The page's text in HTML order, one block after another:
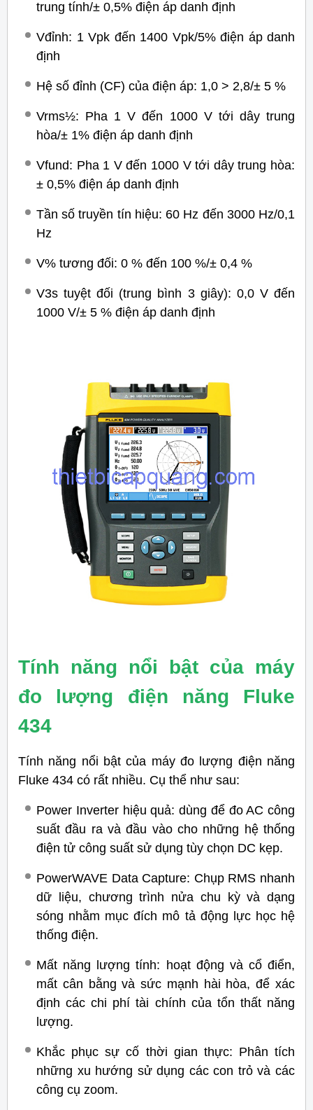
trung tính/± 0,5% điện áp danh định
Vđỉnh: 1 Vpk đến 1400 Vpk/5% điện áp danh
định
Hệ số đỉnh (CF) của điện áp: 1,0 > 2,8/± 5 %
Vrms½: Pha 1 V đến 1000 V tới dây trung
hòa/± 1% điện áp danh định
Vfund: Pha 1 V đến 1000 V tới dây trung hòa:
± 0,5% điện áp danh định
Tần số truyền tín hiệu: 60 Hz đến 3000 Hz/0,1
Hz
V% tương đối: 0 % đến 100 %/± 0,4 %
V3s tuyệt đối (trung bình 3 giây): 0,0 V đến
1000 V/± 5 % điện áp danh định
Tính năng nổi bật của máy
đo lượng điện năng Fluke
434
Tính năng nổi bật của máy đo lượng điện năng
Fluke 434 có rất nhiều. Cụ thể như sau:
Power Inverter hiệu quả: dùng để đo AC công
suất đầu ra và đầu vào cho những hệ thống
điện tử công suất sử dụng tùy chọn DC kẹp.
PowerWAVE Data Capture: Chụp RMS nhanh
dữ liệu, chương trình nửa chu kỳ và dạng
sóng nhằm mục đích mô tả động lực học hệ
thống điện.
Mất năng lượng tính: hoạt động và cổ điển,
mất cân bằng và sức mạnh hài hòa, để xác
định các chi phí tài chính của tổn thất năng
lượng.
Khắc phục sự cố thời gian thực: Phân tích
những xu hướng sử dụng các con trỏ và các
công cụ zoom.